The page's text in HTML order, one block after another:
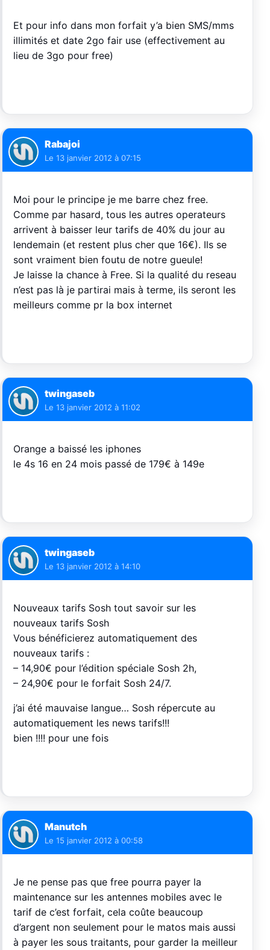
Et pour info dans mon forfait y’a bien SMS/mms
illimités et date 2go fair use (effectivement au
lieu de 3go pour free)
Rabajoi
Le 13 janvier 2012 à 07:15
Moi pour le principe je me barre chez free.
Comme par hasard, tous les autres operateurs
arrivent à baisser leur tarifs de 40% du jour au
lendemain (et restent plus cher que 16€). Ils se
sont vraiment bien foutu de notre gueule!
Je laisse la chance à Free. Si la qualité du reseau
n’est pas là je partirai mais à terme, ils seront les
meilleurs comme pr la box internet
twingaseb
Le 13 janvier 2012 à 11:02
Orange a baissé les iphones
le 4s 16 en 24 mois passé de 179€ à 149e
twingaseb
Le 13 janvier 2012 à 14:10
Nouveaux tarifs Sosh tout savoir sur les
nouveaux tarifs Sosh
Vous bénéficierez automatiquement des
nouveaux tarifs :
– 14,90€ pour l’édition spéciale Sosh 2h,
– 24,90€ pour le forfait Sosh 24/7.
j’ai été mauvaise langue… Sosh répercute au
automatiquement les news tarifs!!!
bien !!!! pour une fois
Manutch
Le 15 janvier 2012 à 00:58
Je ne pense pas que free pourra payer la
maintenance sur les antennes mobiles avec le
tarif de c’est forfait, cela coûte beaucoup
d’argent non seulement pour le matos mais aussi
à payer les sous traitants, pour garder la meilleur